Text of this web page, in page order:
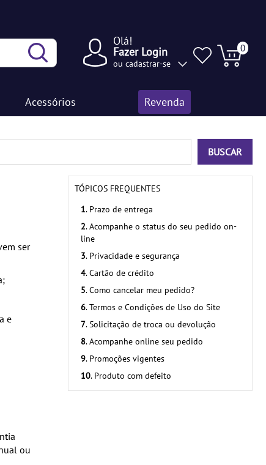
Olá!
Fazer Login
ou cadastrar-se
0
Acessórios Revenda
BUSCAR
ser
e
ou
TÓPICOS FREQUENTES
1. Prazo de entrega
2. Acompanhe o status do seu pedido on-
line
3. Privacidade e segurança
4. Cartão de crédito
5. Como cancelar meu pedido?
6. Termos e Condições de Uso do Site
7. Solicitação de troca ou devolução
8. Acompanhe online seu pedido
9. Promoções vigentes
10. Produto com defeito